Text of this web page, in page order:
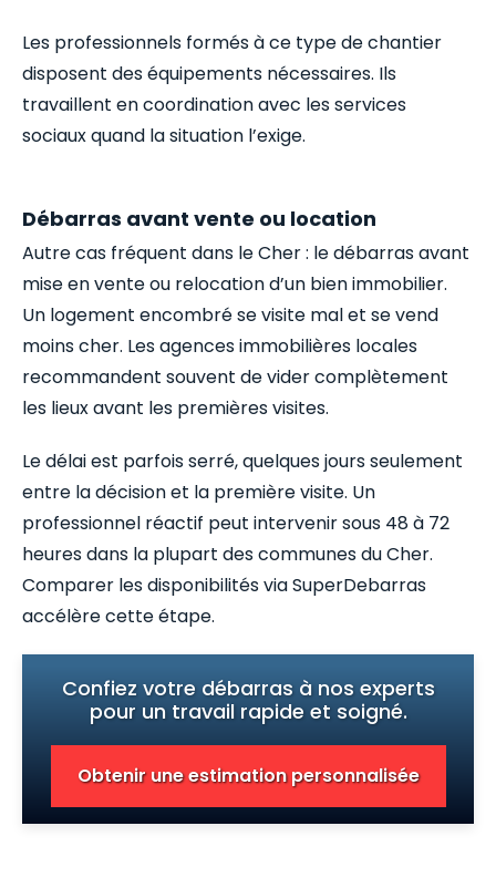
Les professionnels formés à ce type de chantier
disposent des équipements nécessaires. Ils
travaillent en coordination avec les services
sociaux quand la situation l’exige.
Débarras avant vente ou location
Autre cas fréquent dans le Cher : le débarras avant
mise en vente ou relocation d’un bien immobilier.
Un logement encombré se visite mal et se vend
moins cher. Les agences immobilières locales
recommandent souvent de vider complètement
les lieux avant les premières visites.
Le délai est parfois serré, quelques jours seulement
entre la décision et la première visite. Un
professionnel réactif peut intervenir sous 48 à 72
heures dans la plupart des communes du Cher.
Comparer les disponibilités via SuperDebarras
accélère cette étape.
Confiez votre débarras à nos experts
pour un travail rapide et soigné.
Obtenir une estimation personnalisée